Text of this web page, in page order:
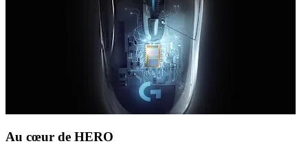
Au cœur de HERO